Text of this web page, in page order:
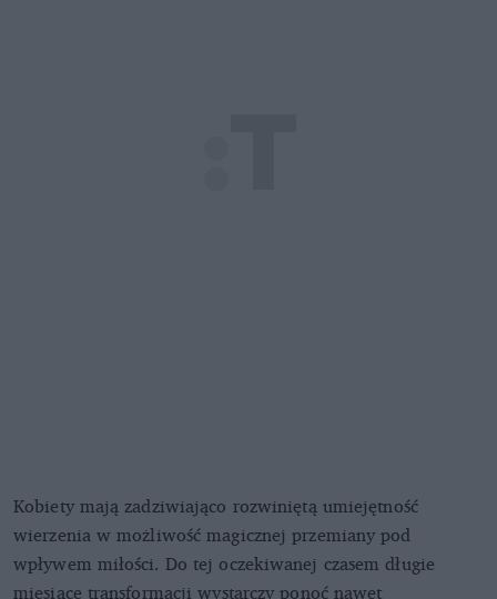
Kobiety mają zadziwiająco rozwiniętą umiejętność
wierzenia w możliwość magicznej przemiany pod
wpływem miłości. Do tej oczekiwanej czasem długie
miesiące transformacji wystarczy ponoć nawet